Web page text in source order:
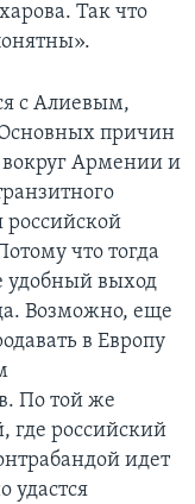
Так что
с Алиевым,
причин
вокруг Армении и
что тогда
удобный выход
Возможно, еще
в Европу
По той же
где российский
идет
удастся